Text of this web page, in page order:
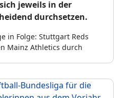
jeweils in der
durchsetzen.
in Folge: Stuttgart Reds
Mainz Athletics durch